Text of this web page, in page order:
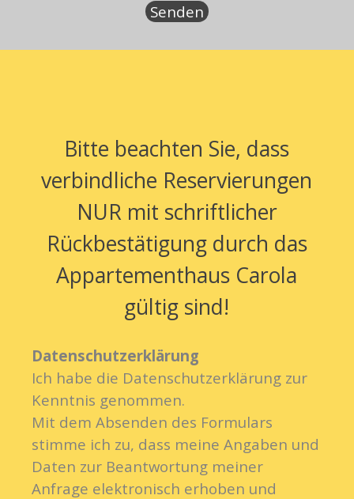
Bitte beachten Sie, dass
verbindliche Reservierungen
NUR mit schriftlicher
Rückbestätigung durch das
Appartementhaus Carola
gültig sind!
Datenschutzerklärung
Ich habe die Datenschutzerklärung zur
Kenntnis genommen.
Mit dem Absenden des Formulars
stimme ich zu, dass meine Angaben und
Daten zur Beantwortung meiner
Anfrage elektronisch erhoben und